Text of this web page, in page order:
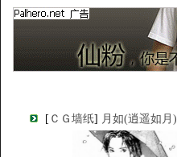
[ ＣＧ墙纸] 月如(逍遥如月)